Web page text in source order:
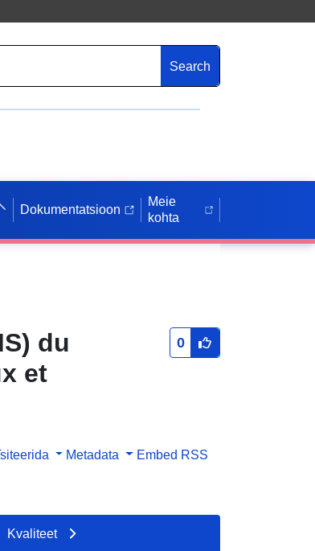
Search
Dokumentatsioon
Meie
kohta
du
et
0
Metadata Embed RSS
Kvaliteet